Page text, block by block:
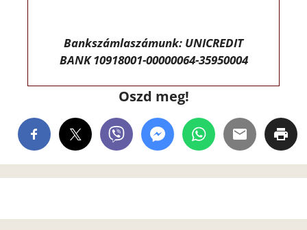
Bankszámlaszámunk: UNICREDIT
BANK 10918001-00000064-35950004
Oszd meg!